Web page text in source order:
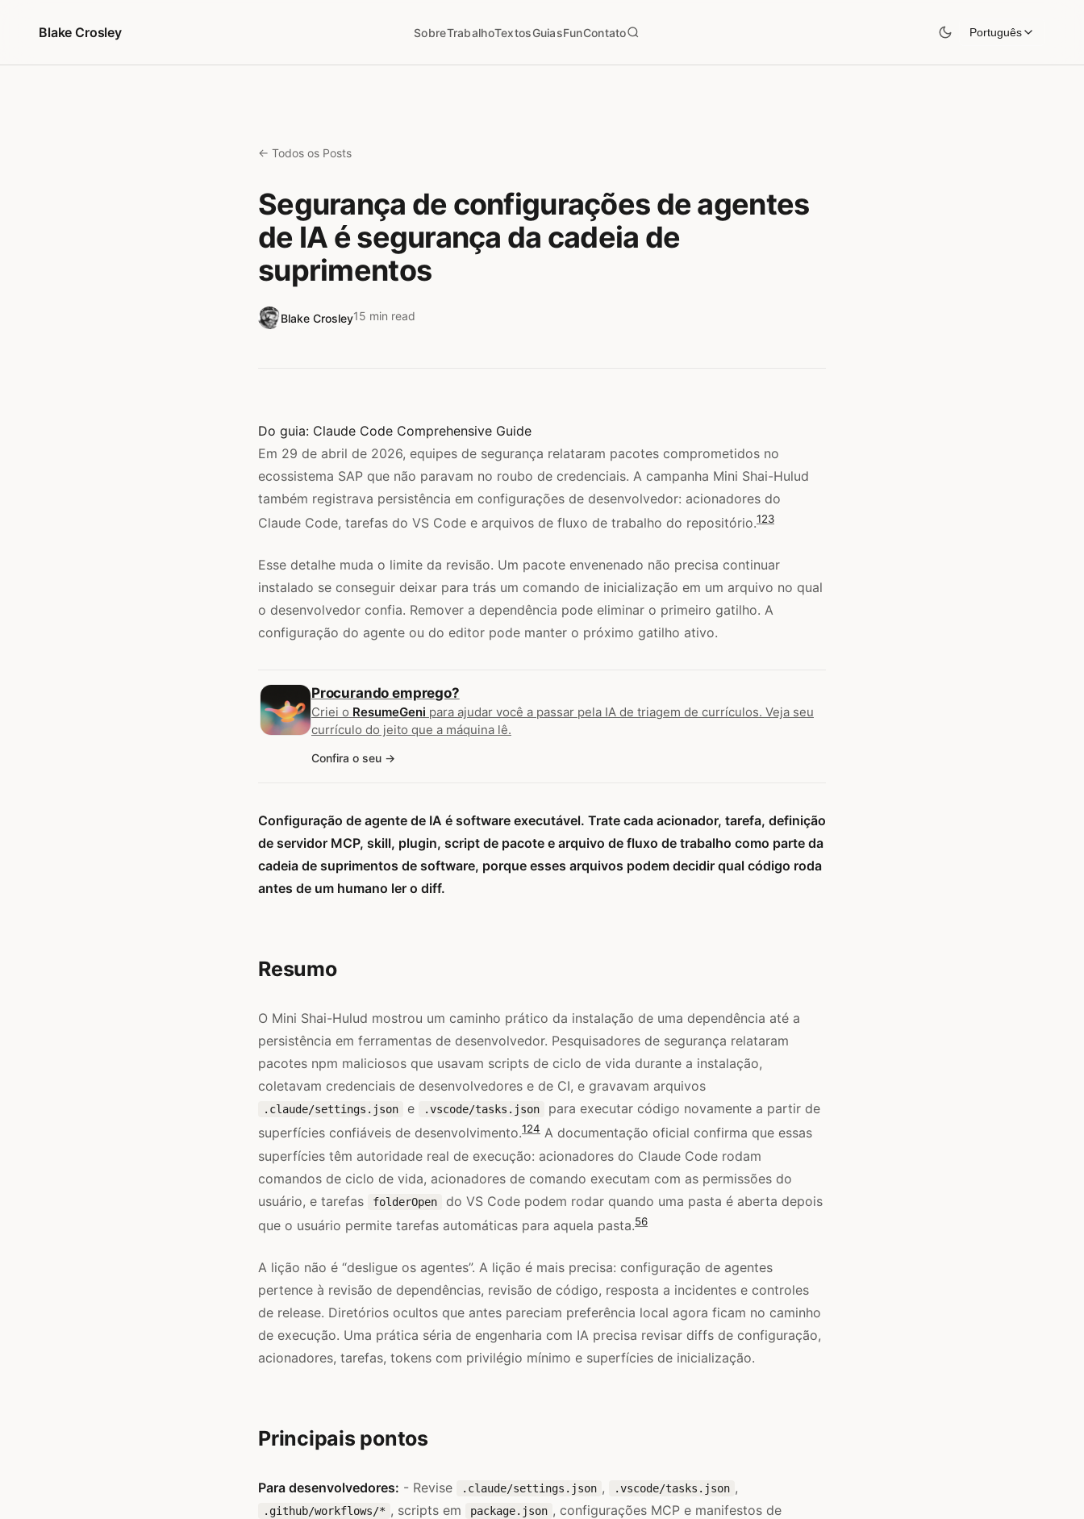
Blake Crosley
SobreTrabalhoTextosGuiasFunContato Português
← Todos os Posts
Segurança de configurações de agentes
de IA é segurança da cadeia de
suprimentos
Blake Crosley15 min read
Do guia: Claude Code Comprehensive Guide
Em 29 de abril de 2026, equipes de segurança relataram pacotes comprometidos no
ecossistema SAP que não paravam no roubo de credenciais. A campanha Mini Shai-Hulud
também registrava persistência em configurações de desenvolvedor: acionadores do
Claude Code, tarefas do VS Code e arquivos de fluxo de trabalho do repositório.123
Esse detalhe muda o limite da revisão. Um pacote envenenado não precisa continuar
instalado se conseguir deixar para trás um comando de inicialização em um arquivo no qual
o desenvolvedor confia. Remover a dependência pode eliminar o primeiro gatilho. A
configuração do agente ou do editor pode manter o próximo gatilho ativo.
Procurando emprego?
Criei o ResumeGeni para ajudar você a passar pela IA de triagem de currículos. Veja seu
currículo do jeito que a máquina lê.
Confira o seu
Configuração de agente de IA é software executável. Trate cada acionador, tarefa, definição
de servidor MCP, skill, plugin, script de pacote e arquivo de fluxo de trabalho como parte da
cadeia de suprimentos de software, porque esses arquivos podem decidir qual código roda
antes de um humano ler o diff.
Resumo
O Mini Shai-Hulud mostrou um caminho prático da instalação de uma dependência até a
persistência em ferramentas de desenvolvedor. Pesquisadores de segurança relataram
pacotes npm maliciosos que usavam scripts de ciclo de vida durante a instalação,
coletavam credenciais de desenvolvedores e de CI, e gravavam arquivos
.claude/settings.json e .vscode/tasks.json
para executar código novamente a partir de
superfícies confiáveis de desenvolvimento.124 A documentação oficial confirma que essas
superfícies têm autoridade real de execução: acionadores do Claude Code rodam
comandos de ciclo de vida, acionadores de comando executam com as permissões do
usuário, e tarefas
folderOpen
do VS Code podem rodar quando uma pasta é aberta depois
que o usuário permite tarefas automáticas para aquela pasta.56
A lição não é “desligue os agentes”. A lição é mais precisa: configuração de agentes
pertence à revisão de dependências, revisão de código, resposta a incidentes e controles
de release. Diretórios ocultos que antes pareciam preferência local agora ficam no caminho
de execução. Uma prática séria de engenharia com IA precisa revisar diffs de configuração,
acionadores, tarefas, tokens com privilégio mínimo e superfícies de inicialização.
Principais pontos
Para desenvolvedores: - Revise .claude/settings.json , .vscode/tasks.json ,
.github/workflows/* , scripts em package.json , configurações MCP e manifestos de